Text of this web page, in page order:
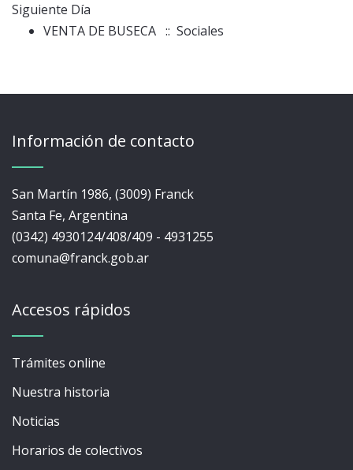
Siguiente Día
VENTA DE BUSECA :: Sociales
Información de contacto
San Martín 1986, (3009) Franck
Santa Fe, Argentina
(0342) 4930124/408/409 - 4931255
comuna@franck.gob.ar
Accesos rápidos
Trámites online
Nuestra historia
Noticias
Horarios de colectivos